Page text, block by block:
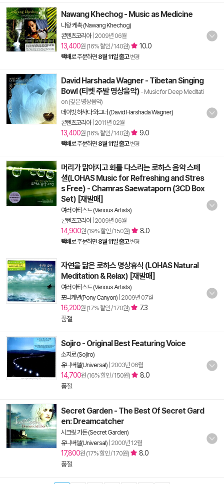
Nawang Khechog - Music as Medicine
나왕 케촉 (Nawang Khechog)
콘텐츠코리아| 2009년 06월
13,400원 (16% 할인 / 140원) 10.0
택배로 주문하면 8월 11일 출고 변경
David Harshada Wagner - Tibetan Singing
Bowl (티벳 주발 명상음악) - Music for Deep Meditati
on (깊은 명상음악)
데이빗 하사다 와그너 (David Harshada Wagner)
콘텐츠코리아| 2011년 02월
13,400원 (16% 할인 / 140원) 9.0
택배로 주문하면 8월 11일 출고 변경
머리가 맑아지고 화를 다스리는 로하스 음악 스페
셜(LOHAS Music for Refreshing and Stres
s Free) - Chamras Saewataporn (3CD Box
Set) [재발매]
여러 아티스트 (Various Artists)
콘텐츠코리아| 2009년 06월
14,900원 (19% 할인 / 150원) 8.0
택배로 주문하면 8월 11일 출고 변경
자연을 닮은 로하스 명상휴식 (LOHAS Natural
Meditation & Relax) [재발매]
여러 아티스트 (Various Artists)
포니캐년(Pony Canyon) 2009년 07월
16,200원 (17% 할인 / 170원)
7.3
품절
Sojiro - Original Best Featuring Voice
소지로 (Sojiro)
유니버설(Universal) 2003년 06월
14,700원 (16% 할인 / 150원)
8.0
품절
Secret Garden - The Best Of Secret Gard
en: Dreamcatcher
시크릿 가든 (Secret Garden)
유니버설(Universal) 2000년 12월
17,800원 (17% 할인 / 170원)
8.0
품절